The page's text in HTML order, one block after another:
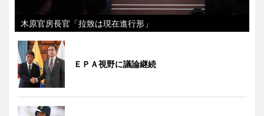
木原官房長官「拉致は現在進行形」
ＥＰＡ視野に議論継続